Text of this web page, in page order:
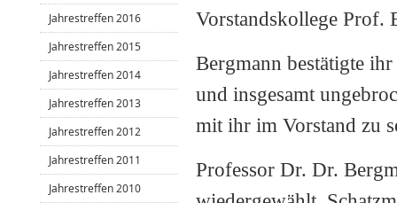
Vorstandskollege Prof.
Bergmann bestätigte
und insgesamt
mit ihr im Vorstand zu
Professor Dr. Dr.
Jahrestreffen 2016
Jahrestreffen 2015
Jahrestreffen 2014
Jahrestreffen 2013
Jahrestreffen 2012
Jahrestreffen 2011
Jahrestreffen 2010